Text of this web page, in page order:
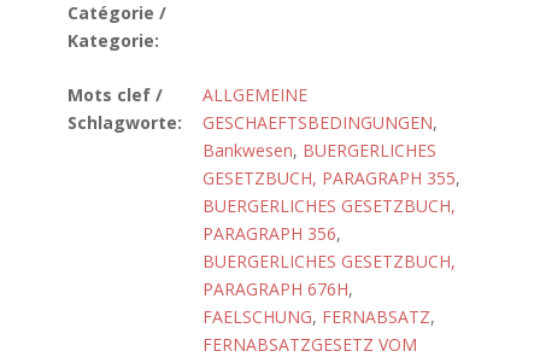
Catégorie /
Kategorie:
Mots clef /
Schlagworte:
ALLGEMEINE
GESCHAEFTSBEDINGUNGEN,
Bankwesen, BUERGERLICHES
GESETZBUCH, PARAGRAPH 355,
BUERGERLICHES GESETZBUCH,
PARAGRAPH 356,
BUERGERLICHES GESETZBUCH,
PARAGRAPH 676H,
FAELSCHUNG, FERNABSATZ,
FERNABSATZGESETZ VOM